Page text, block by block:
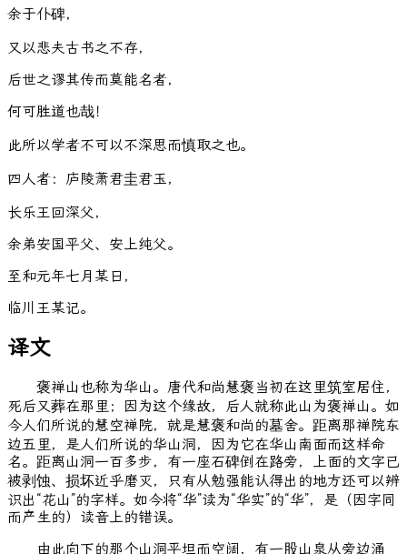
余于仆碑，
又以悲夫古书之不存，
后世之谬其传而莫能名者，
何可胜道也哉！
此所以学者不可以不深思而慎取之也。
四人者： 庐陵萧君圭君玉，
长乐王回深父 ，
余弟安国平父、 安上纯父。
至和元年七月 某日 ，
临川 王某记。
译文
褒禅山也称为华山。唐代和尚慧褒当初在这里筑室居住，
死后又葬在那里；因为这个缘故，后人就称此山为褒禅山。如
今人们所说的慧空禅院，就是慧褒和尚的墓舍。距离那禅院东
边五里，是人们所说的华山洞，因为它在华山南面而这样命
名。距离山洞一百多步，有一座石碑倒在路旁，上面的文字已
被剥蚀、损坏近乎磨灭，只有从勉强能认得出的地方还可以辨
识出“花山”的字样。如今将“华”读为“华实”的“华”，是（因字同
而产生的）读音上的错误。
由此向下的那个山洞平坦而空阔，有一股山泉从旁边涌